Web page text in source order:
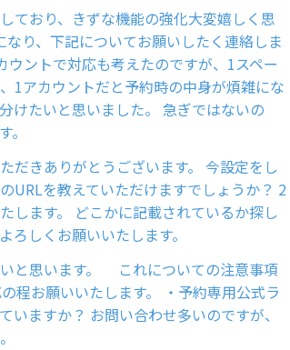
ており、きずな機能の強化大変嬉しく思
り、下記についてお願いしたく連絡しま
ントで対応も考えたのですが、1スペー
1アカウントだと予約時の中身が煩雑にな
けたいと思いました。 急ぎではないの
だきありがとうございます。 今設定をし
URLを教えていただけますでしょうか？ 2
します。 どこかに記載されているか探し
しくお願いいたします。
と思います。 これについての注意事項
お願いいたします。 ・予約専用公式ラ
ますか？ お問い合わせ多いのですが、